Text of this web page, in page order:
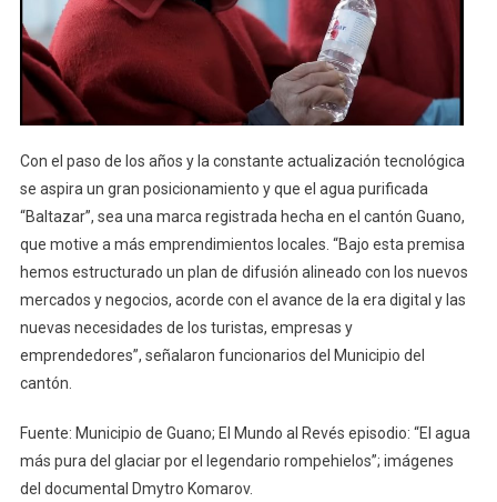
Con el paso de los años y la constante actualización tecnológica
se aspira un gran posicionamiento y que el agua purificada
“Baltazar”, sea una marca registrada hecha en el cantón Guano,
que motive a más emprendimientos locales. “Bajo esta premisa
hemos estructurado un plan de difusión alineado con los nuevos
mercados y negocios, acorde con el avance de la era digital y las
nuevas necesidades de los turistas, empresas y
emprendedores”, señalaron funcionarios del Municipio del
cantón.
Fuente: Municipio de Guano; El Mundo al Revés episodio: “El agua
más pura del glaciar por el legendario rompehielos”; imágenes
del documental Dmytro Komarov.